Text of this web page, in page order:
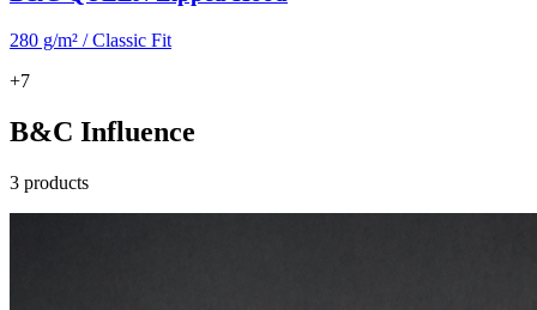
280 g/m² / Classic Fit
+7
B&C Influence
3 products